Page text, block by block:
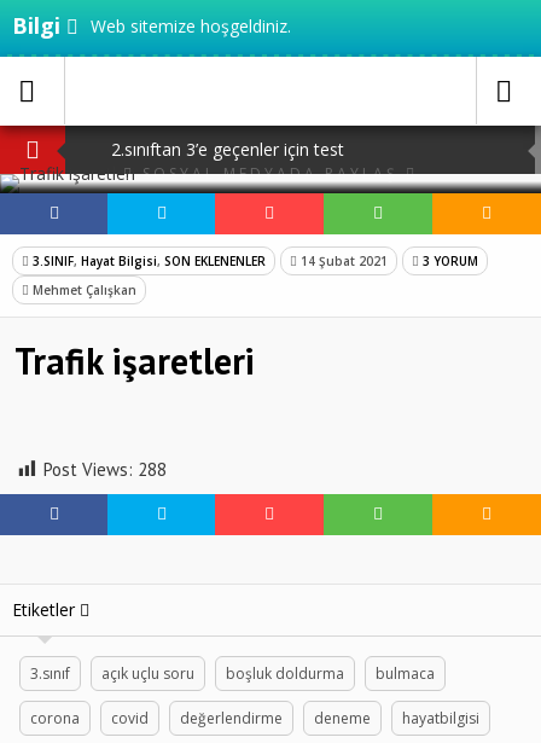
Bilgi Web sitemize hoşgeldiniz.
2.sınıftan 3’e geçenler için test
20 adet ilimizi haritadan bulalım
3.sınıf MEB çalışma yaprakları
TED Ankara koleji 5.sınıf seçme sınavı PDF
TED Ankara Koleji 4.sınıf seçme sınavı PDF
SOSYAL MEDYADA PAYLAŞ
3.SINIF, Hayat Bilgisi, SON EKLENENLER 14 Şubat 2021
3 YORUM
Mehmet Çalışkan
Trafik işaretleri
Post Views: 288
Etiketler
3.sınıf açık uçlu soru boşluk doldurma bulmaca
corona covid değerlendirme deneme hayatbilgisi